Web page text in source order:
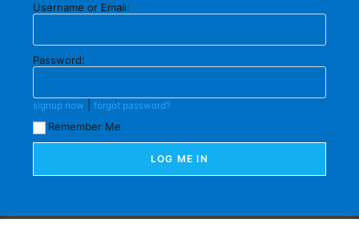
Username or Email:
Password:
signup now forgot password?
Remember Me